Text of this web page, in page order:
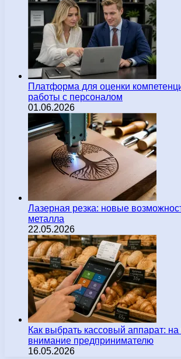
Платформа для оценки
работы с персоналом
01.06.2026
Лазерная резка: новые
металла
22.05.2026
Как выбрать кассовый аппарат: на
внимание предпринимателю
16.05.2026